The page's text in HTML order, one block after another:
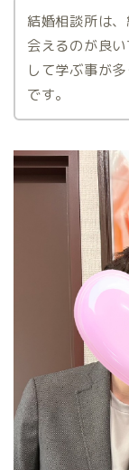
結婚相談所は
会えるのが良
して学ぶ事が
です。